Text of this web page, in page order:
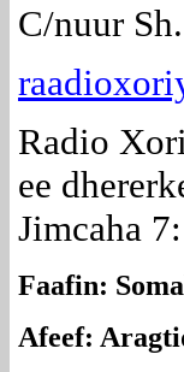
C/nuur
Radio
ee
Jimcaha
Faafin:
Afeef: